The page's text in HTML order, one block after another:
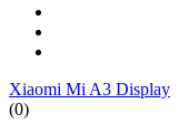
Xiaomi Mi A3 Display
(0)